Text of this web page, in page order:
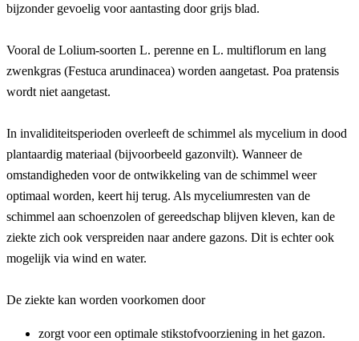
bijzonder gevoelig voor aantasting door grijs blad.
Vooral de Lolium-soorten L. perenne en L. multiflorum en lang
zwenkgras (Festuca arundinacea) worden aangetast. Poa pratensis
wordt niet aangetast.
In invaliditeitsperioden overleeft de schimmel als mycelium in dood
plantaardig materiaal (bijvoorbeeld gazonvilt). Wanneer de
omstandigheden voor de ontwikkeling van de schimmel weer
optimaal worden, keert hij terug. Als myceliumresten van de
schimmel aan schoenzolen of gereedschap blijven kleven, kan de
ziekte zich ook verspreiden naar andere gazons. Dit is echter ook
mogelijk via wind en water.
De ziekte kan worden voorkomen door
zorgt voor een optimale stikstofvoorziening in het gazon.